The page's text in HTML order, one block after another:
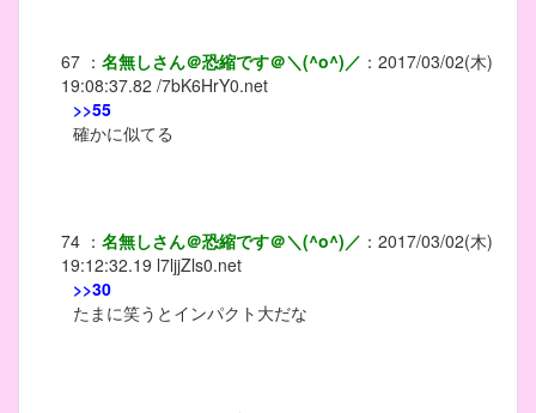
67 ： 名無しさん＠恐縮です＠＼(^o^)／ ： 2017/03/02(木)
19:08:37.82 /7bK6HrY0.net
>>55
確かに似てる
74 ： 名無しさん＠恐縮です＠＼(^o^)／ ： 2017/03/02(木)
19:12:32.19 l7ljjZls0.net
>>30
たまに笑うとインパクト大だな